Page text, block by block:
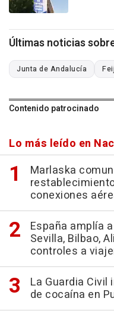
Últimas noticias
Junta de Andalucía
Contenido patrocinado
Lo más leído en
Marlaska
conexiones
España amplía
Sevilla, Bilbao,
controles a
La Guardia
de cocaína en